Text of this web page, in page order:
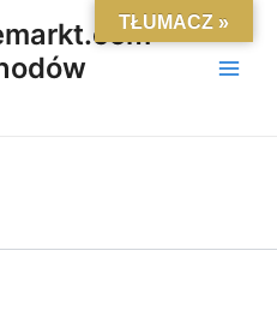
Main
według
ceny:
od
niskiej
TŁUMACZ »